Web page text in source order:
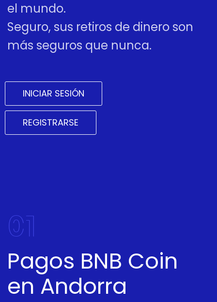
el mundo.
Seguro, sus retiros de dinero son
más seguros que nunca.
INICIAR SESIÓN
REGISTRARSE
01
Pagos BNB Coin
en Andorra